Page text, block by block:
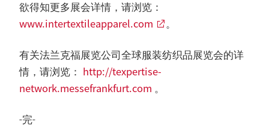
欲得知更多展会详情，请浏览：
www.intertextileapparel.com 。
有关法兰克福展览公司全球服装纺织品展览会的详
情，请浏览： http://texpertise-
network.messefrankfurt.com 。
-完-